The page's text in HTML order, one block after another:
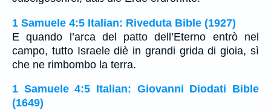
1 Samuele 4:5 Italian: Riveduta Bible (1927)
E quando l’arca del patto dell’Eterno entrò nel
campo, tutto Israele diè in grandi grida di gioia, sì
che ne rimbombo la terra.
1 Samuele 4:5 Italian: Giovanni Diodati Bible
(1649)